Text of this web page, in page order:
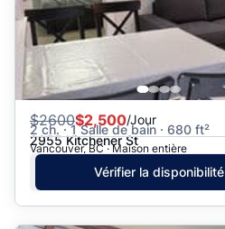
$2600$2,500/Jour
2 ch. · 1 Salle de bain · 680 ft²
2955 Kitchener St
Vancouver, BC · Maison entière
Vérifier la disponibilité